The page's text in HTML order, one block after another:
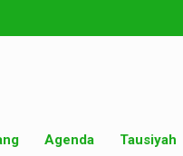
Agenda Tausiyah